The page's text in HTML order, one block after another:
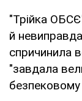
"Трійка
й
спричинила
"завдала